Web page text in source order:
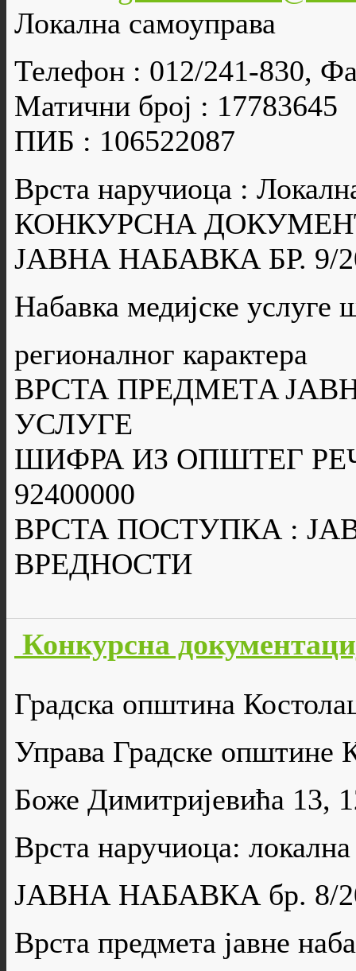
Локална самоуправа
Телефон : 012/241-830,
Матични број : 17783645
ПИБ : 106522087
Врста наручиоца :
КОНКУРСНА
ЈАВНА НАБАВКА БР. 9/
Набавка медијске услуге
регионалног карактера
ВРСТА ПРЕДМЕТA
УСЛУГЕ
ШИФРА ИЗ ОПШТЕГ
92400000
ВРСТА ПОСТУПКА :
ВРЕДНОСТИ
Конкурсна
Градска општина
Управа Градске општине
Боже Димитријевића 13,
Врста наручиоца:
ЈАВНА НАБАВКА бр. 8/
Врста предмета јавне